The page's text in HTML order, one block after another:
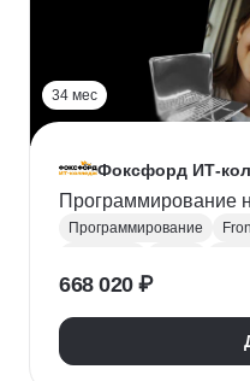
34 мес
Фоксфорд ИТ-
Программирование
Программирование
Поступить в колледж
668 020 ₽